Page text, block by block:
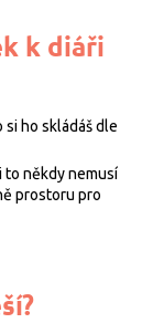
k diáři
si ho skládáš dle
to někdy nemusí
prostoru pro